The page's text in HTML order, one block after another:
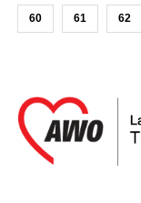
60 61 62